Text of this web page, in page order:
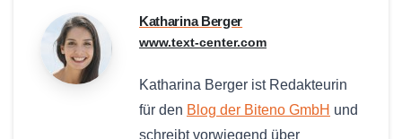
Katharina Berger
www.text-center.com
Katharina Berger ist Redakteurin
für den Blog der Biteno GmbH und
schreibt vorwiegend über